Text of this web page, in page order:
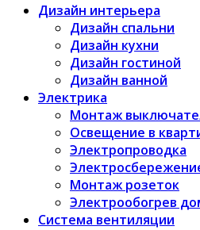
Дизайн интерьера
Дизайн спальни
Дизайн кухни
Дизайн гостиной
Дизайн ванной
Электрика
Монтаж
Освещение в
Электропроводка
Монтаж розеток
Электрообогрев
Система вентиляции